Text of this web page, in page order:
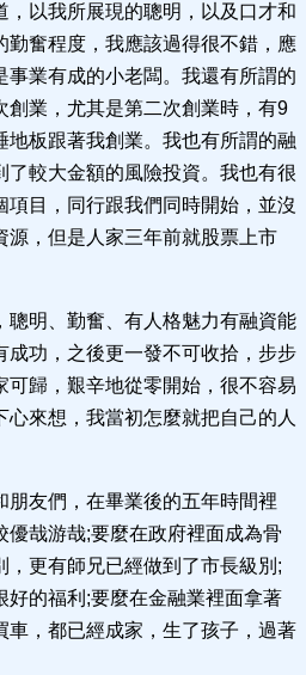
，以我所展現的聰明，以及口才和
勤奮程度，我應該過得很不錯，應
事業有成的小老闆。我還有所謂的
創業，尤其是第二次創業時，有9
地板跟著我創業。我也有所謂的融
了較大金額的風險投資。我也有很
目，同行跟我們同時開始，並沒
源，但是人家三年前就股票上市
聰明、勤奮、有人格魅力有融資能
成功，之後更一發不可收拾，步步
可歸，艱辛地從零開始，很不容易
來想，我當初怎麼就把自己的人
朋友們，在畢業後的五年時間裡
優哉游哉;要麼在政府裡面成為骨
，更有師兄已經做到了市長級別;
好的福利;要麼在金融業裡面拿著
車，都已經成家，生了孩子，過著